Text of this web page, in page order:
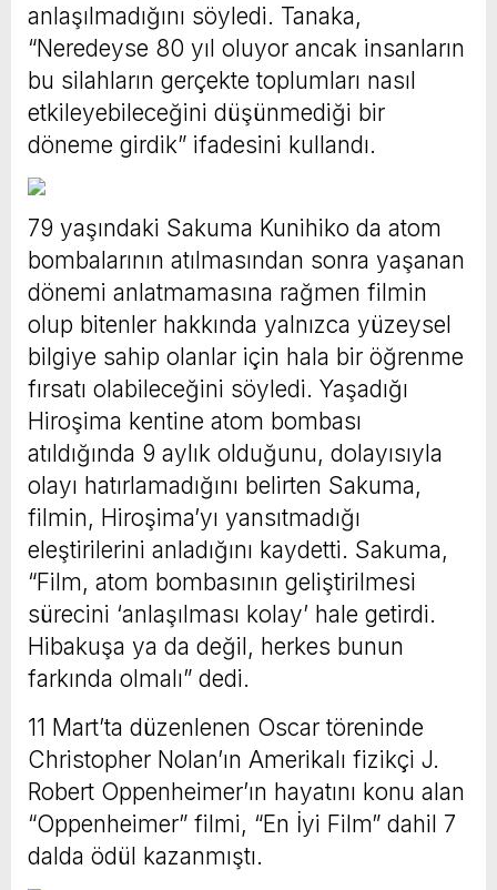
anlaşılmadığını söyledi. Tanaka,
“Neredeyse 80 yıl oluyor ancak insanların
bu silahların gerçekte toplumları nasıl
etkileyebileceğini düşünmediği bir
döneme girdik” ifadesini kullandı.
79 yaşındaki Sakuma Kunihiko da atom
bombalarının atılmasından sonra yaşanan
dönemi anlatmamasına rağmen filmin
olup bitenler hakkında yalnızca yüzeysel
bilgiye sahip olanlar için hala bir öğrenme
fırsatı olabileceğini söyledi. Yaşadığı
Hiroşima kentine atom bombası
atıldığında 9 aylık olduğunu, dolayısıyla
olayı hatırlamadığını belirten Sakuma,
filmin, Hiroşima’yı yansıtmadığı
eleştirilerini anladığını kaydetti. Sakuma,
“Film, atom bombasının geliştirilmesi
sürecini ‘anlaşılması kolay’ hale getirdi.
Hibakuşa ya da değil, herkes bunun
farkında olmalı” dedi.
11 Mart’ta düzenlenen Oscar töreninde
Christopher Nolan’ın Amerikalı fizikçi J.
Robert Oppenheimer’ın hayatını konu alan
“Oppenheimer” filmi, “En İyi Film” dahil 7
dalda ödül kazanmıştı.